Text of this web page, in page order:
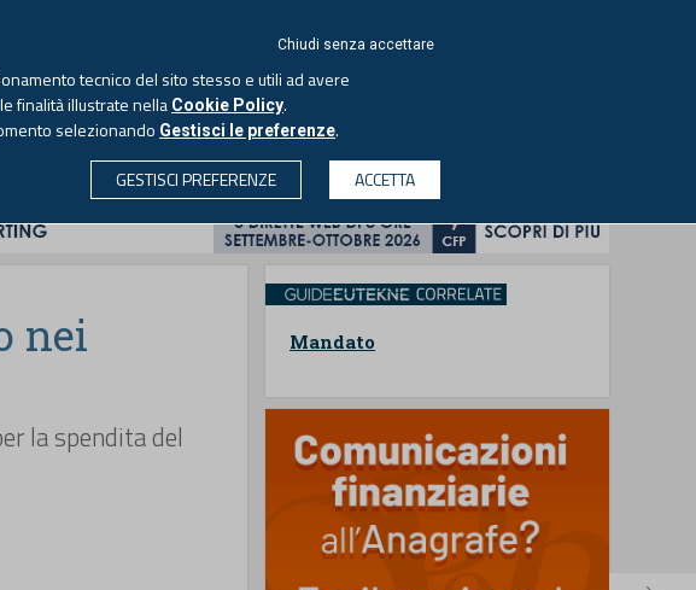
alle 6.00
ECONOMIA & SOCIETÀ PROFESSIONI
nei
la spendita del
Mandato
Chiudi senza accettare
tecnico del sito stesso e utili ad avere
finalità illustrate nella Cookie Policy.
selezionando Gestisci le preferenze.
GESTISCI PREFERENZE
ACCETTA